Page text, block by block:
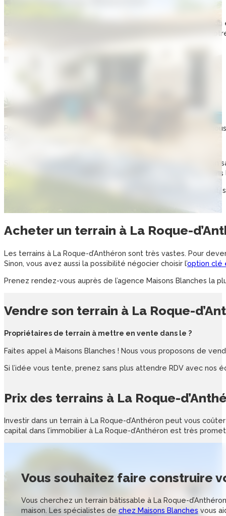
La construction d’une maison neuve nécessite une
chaque étape de votre projet immobilier, vous profitez de
Pour que la construction se fasse dans les délais attribués,
en considérant le budget.
Si vous désirez vous établir dans le 13, à La Roque-
vacances!. Que vous souhaitez habiter au cœur de la ville,
Ses traditions, sa nourriture, ses décors splendides et,
Acheter un terrain à La Roque-
Les terrains à La Roque-d’Anthéron sont très vastes. Pour
Sinon, vous avez aussi la possibilité négocier choisir l’option clé
Prenez rendez-vous auprès de l’agence Maisons Blanches la
Vendre son terrain à La Roque-
Propriétaires de terrain à mettre en vente dans le ?
Faites appel à Maisons Blanches ! Nous vous proposons de
Si l’idée vous tente, prenez sans plus attendre RDV avec nos
Prix des terrains à La Roque-
Investir dans un terrain à La Roque-d’Anthéron peut vous
capital dans l’immobilier à La Roque-d’Anthéron est très
Vous souhaitez faire construire
Vous cherchez un terrain bâtissable à La Roque-
maison. Les spécialistes de chez Maisons Blanches vous